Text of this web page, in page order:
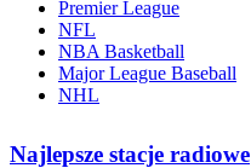
Premier League
NFL
NBA Basketball
Major League Baseball
NHL
Najlepsze stacje radiowe